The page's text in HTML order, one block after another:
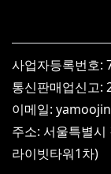
사업자등록번호:
통신판매업신고:
이메일:
주소: 서울특별
라이빗타워1차)